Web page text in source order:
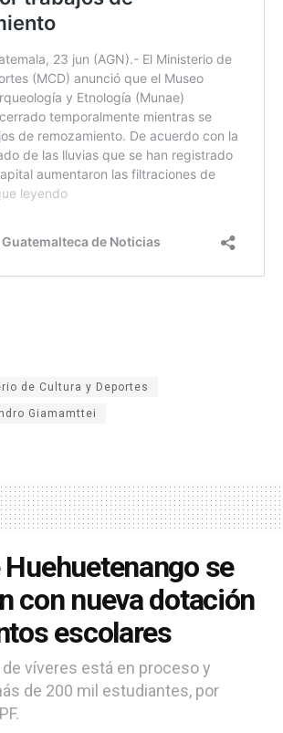
de Cultura y Deportes
Giamamttei
se
con nueva dotación
escolares
víveres está en proceso y
de 200 mil estudiantes, por